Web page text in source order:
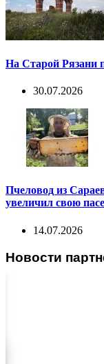
На Старой Рязани
30.07.2026
Пчеловод из
увеличил свою
14.07.2026
Новости